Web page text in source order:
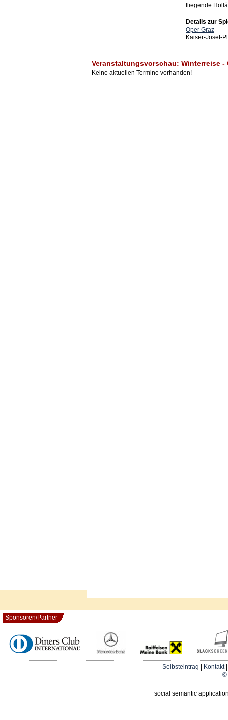
fliegende
Details zur
Oper Graz
Kaiser-Josef-
Veranstaltungsvorschau: Winterreise -
Keine aktuellen Termine vorhanden!
Sponsoren/Partner
Selbsteintrag Kontakt
©
social semantic